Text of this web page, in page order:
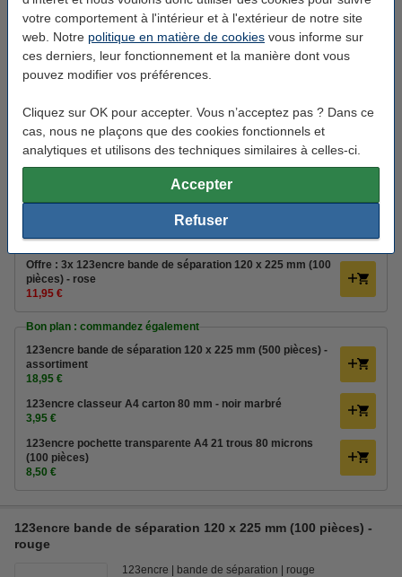
votre comportement à l'intérieur et à l'extérieur de notre site
web. Notre politique en matière de cookies vous informe sur
ces derniers, leur fonctionnement et la manière dont vous
pouvez modifier vos préférences.
Cliquez sur OK pour accepter. Vous n’acceptez pas ? Dans ce
cas, nous ne plaçons que des cookies fonctionnels et
analytiques et utilisons des techniques similaires à celles-ci.
Accepter
Refuser
rose
123encre bande de séparation
rose
225 x 120 mm (Lxl)
propre
En stock
Pack avantageux !
Offre : 3x 123encre bande de séparation 120 x 225 mm (100
pièces) - rose
11,95 €
Bon plan : commandez également
123encre bande de séparation 120 x 225 mm (500 pièces) -
assortiment
18,95 €
123encre classeur A4 carton 80 mm - noir marbré
3,95 €
123encre pochette transparente A4 21 trous 80 microns
(100 pièces)
8,50 €
123encre bande de séparation 120 x 225 mm (100 pièces) -
rouge
123encre bande de séparation
rouge